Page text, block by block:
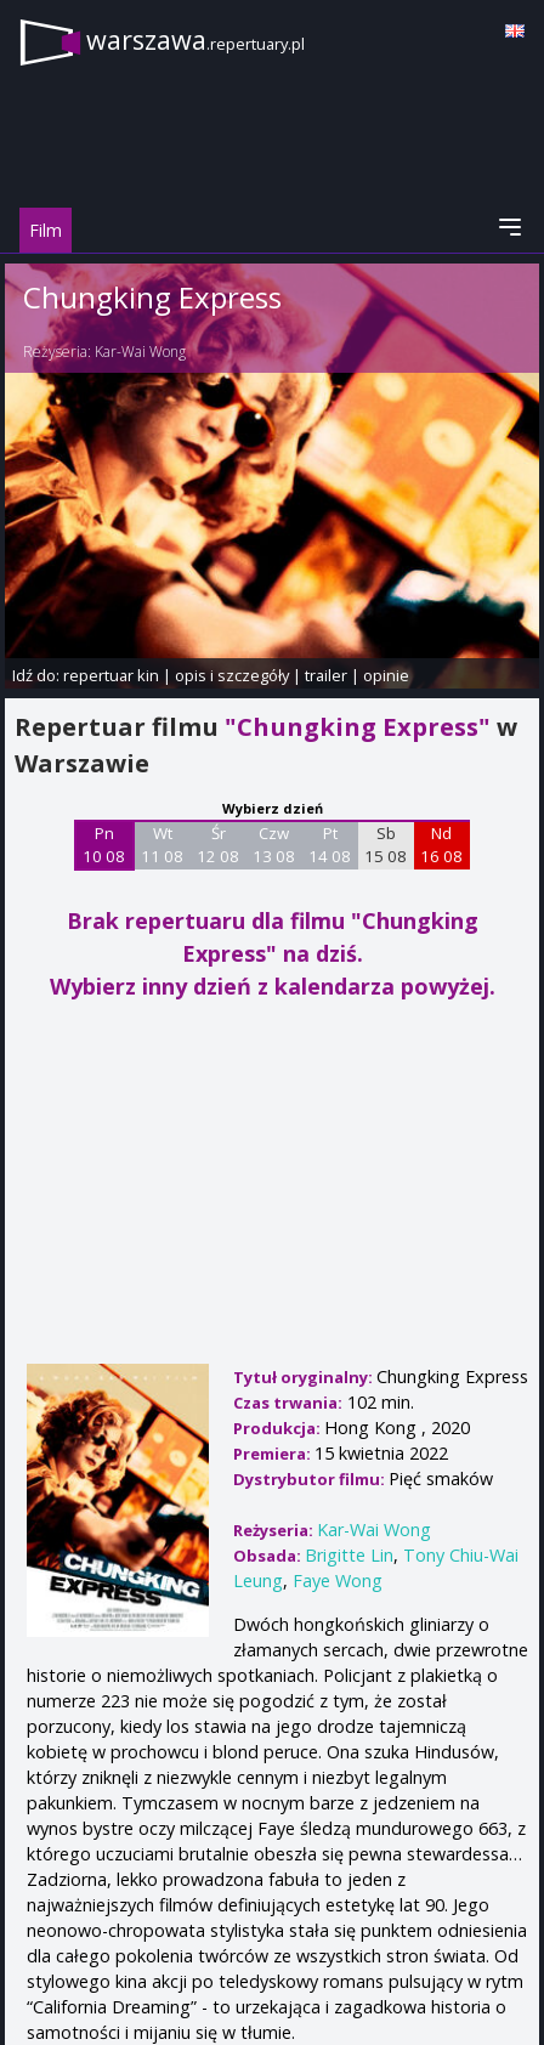
warszawa.repertuary.pl
Film
Chungking Express
Reżyseria: Kar-Wai Wong
Idź do:repertuar kin |opis i szczegóły|trailer |opinie
Repertuar filmu "Chungking Express" w
Warszawie
Wybierz dzień
Pn
10 08
Wt
11 08
Śr
12 08
Czw
13 08
Pt
14 08
Sb
15 08
Nd
16 08
Brak repertuaru dla filmu "Chungking
Express" na dziś.
Wybierz inny dzień z kalendarza powyżej.
Tytuł oryginalny: Chungking Express
Czas trwania: 102 min.
Produkcja: Hong Kong , 2020
Premiera: 15 kwietnia 2022
Dystrybutor filmu: Pięć smaków
Reżyseria: Kar-Wai Wong
Obsada: Brigitte Lin, Tony Chiu-Wai
Leung, Faye Wong
Dwóch hongkońskich gliniarzy o
złamanych sercach, dwie przewrotne
historie o niemożliwych spotkaniach. Policjant z plakietką o
numerze 223 nie może się pogodzić z tym, że został
porzucony, kiedy los stawia na jego drodze tajemniczą
kobietę w prochowcu i blond peruce. Ona szuka Hindusów,
którzy zniknęli z niezwykle cennym i niezbyt legalnym
pakunkiem. Tymczasem w nocnym barze z jedzeniem na
wynos bystre oczy milczącej Faye śledzą mundurowego 663, z
którego uczuciami brutalnie obeszła się pewna stewardessa…
Zadziorna, lekko prowadzona fabuła to jeden z
najważniejszych filmów definiujących estetykę lat 90. Jego
neonowo-chropowata stylistyka stała się punktem odniesienia
dla całego pokolenia twórców ze wszystkich stron świata. Od
stylowego kina akcji po teledyskowy romans pulsujący w rytm
“California Dreaming” - to urzekająca i zagadkowa historia o
samotności i mijaniu się w tłumie.